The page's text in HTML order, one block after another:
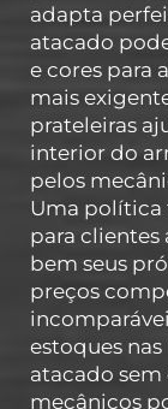
adapta
atacado
e cores para
mais
prateleiras
interior do
pelos
Uma política
para clientes
bem seus
preços
estoques
atacado
mecânicos